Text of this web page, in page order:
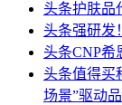
头条护肤品
头条强研发
头条CNP希
头条值得买
场景”驱动